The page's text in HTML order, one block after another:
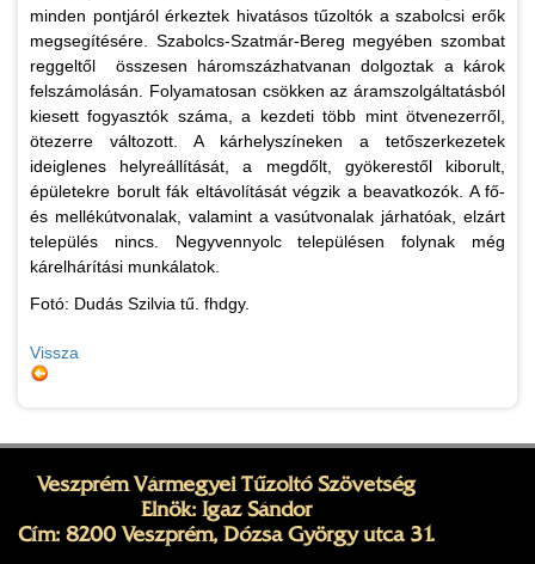
minden pontjáról érkeztek hivatásos tűzoltók a szabolcsi erők
megsegítésére. Szabolcs-Szatmár-Bereg megyében szombat
reggeltől összesen háromszázhatvanan dolgoztak a károk
felszámolásán. Folyamatosan csökken az áramszolgáltatásból
kiesett fogyasztók száma, a kezdeti több mint ötvenezerről,
ötezerre változott. A kárhelyszíneken a tetőszerkezetek
ideiglenes helyreállítását, a megdőlt, gyökerestől kiborult,
épületekre borult fák eltávolítását végzik a beavatkozók. A fő-
és mellékútvonalak, valamint a vasútvonalak járhatóak, elzárt
település nincs. Negyvennyolc településen folynak még
kárelhárítási munkálatok.
Fotó: Dudás Szilvia tű. fhdgy.
Vissza
Veszprém Vármegyei Tűzoltó Szövetség
Elnök: Igaz Sándor
Cím: 8200 Veszprém, Dózsa György utca 31.